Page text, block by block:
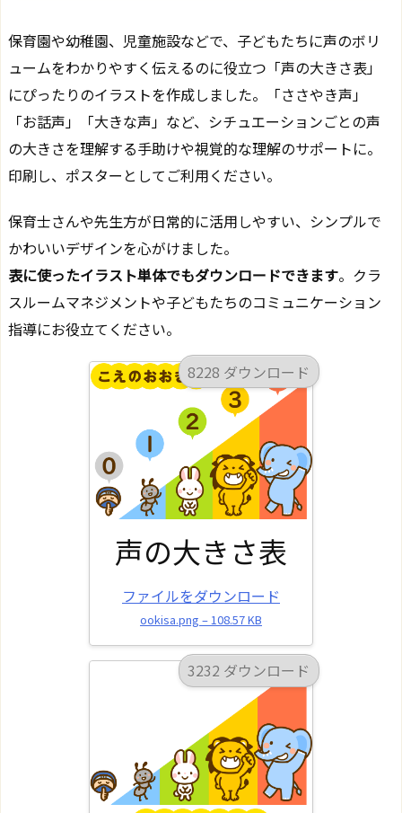
保育園や幼稚園、児童施設などで、子どもたちに声のボリ
ュームをわかりやすく伝えるのに役立つ「声の大きさ表」
にぴったりのイラストを作成しました。「ささやき声」
「お話声」「大きな声」など、シチュエーションごとの声
の大きさを理解する手助けや視覚的な理解のサポートに。
印刷し、ポスターとしてご利用ください。
保育士さんや先生方が日常的に活用しやすい、シンプルで
かわいいデザインを心がけました。
表に使ったイラスト単体でもダウンロードできます。クラ
スルームマネジメントや子どもたちのコミュニケーション
指導にお役立てください。
8228 ダウンロード
声の大きさ表
ファイルをダウンロード
ookisa.png – 108.57 KB
3232 ダウンロード